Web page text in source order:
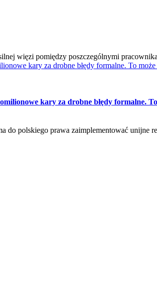
więzi pomiędzy poszczególnymi
kary za drobne błędy formalne. To może
kary za drobne błędy formalne.
do polskiego prawa zaimplementować unijne